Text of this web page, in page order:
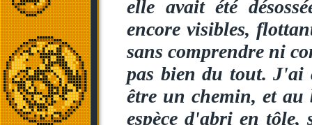
elle avait été
encore visibles,
sans comprendre ni
pas bien du tout. J'ai
être un chemin, et au
espèce d'abri en